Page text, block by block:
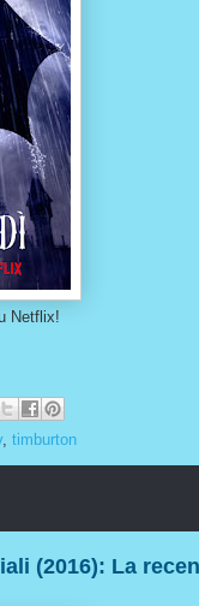
Netflix!
, timburton
(2016): La